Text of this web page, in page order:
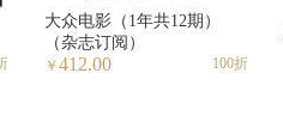
大众电影（1年共12期）
（杂志订阅）
￥ 412.00 100折